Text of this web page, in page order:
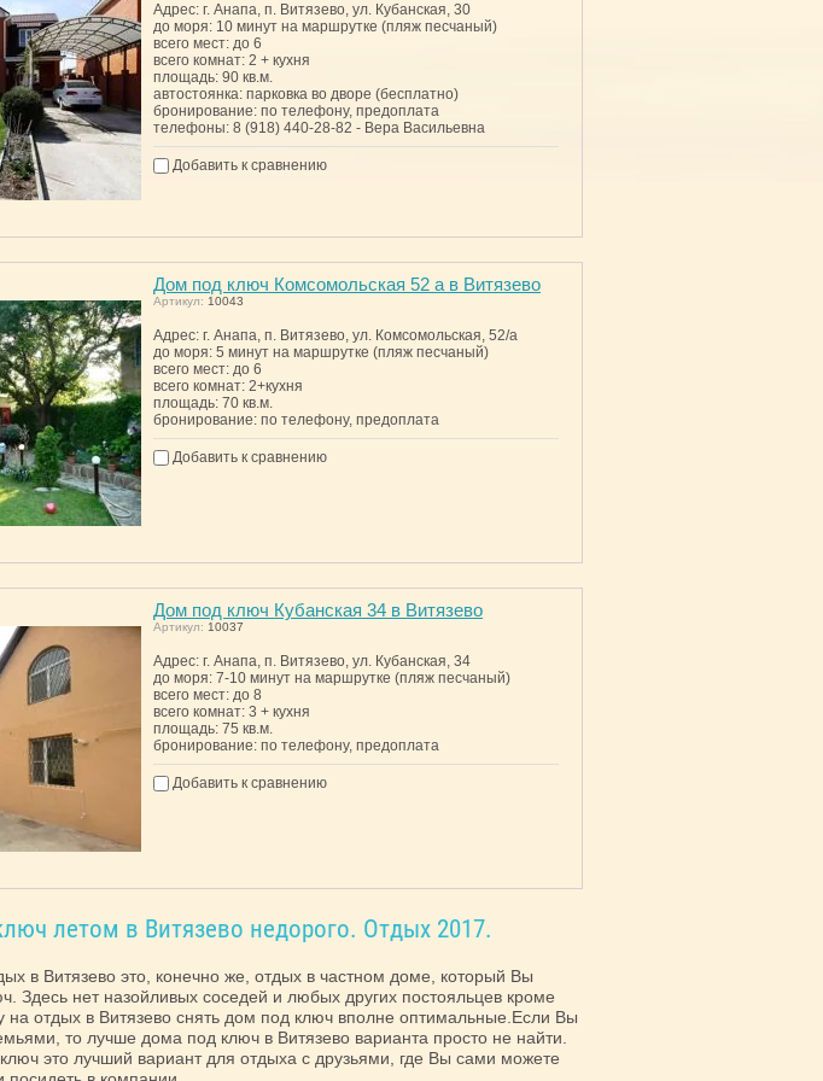
Адрес: г. Анапа, п. Витязево, ул. Кубанская, 30
до моря: 10 минут на маршрутке (пляж песчаный)
всего мест: до 6
всего комнат: 2 + кухня
площадь: 90 кв.м.
автостоянка: парковка во дворе (бесплатно)
бронирование: по телефону, предоплата
телефоны: 8 (918) 440-28-82 - Вера Васильевна
Добавить к сравнению
Дом под ключ Комсомольская 52 а в Витязево
Артикул: 10043
Адрес: г. Анапа, п. Витязево, ул. Комсомольская, 52/а
до моря: 5 минут на маршрутке (пляж песчаный)
всего мест: до 6
всего комнат: 2+кухня
площадь: 70 кв.м.
бронирование: по телефону, предоплата
Добавить к сравнению
Дом под ключ Кубанская 34 в Витязево
Артикул: 10037
Адрес: г. Анапа, п. Витязево, ул. Кубанская, 34
до моря: 7-10 минут на маршрутке (пляж песчаный)
всего мест: до 8
всего комнат: 3 + кухня
площадь: 75 кв.м.
бронирование: по телефону, предоплата
Добавить к сравнению
летом в Витязево недорого. Отдых 2017.
в Витязево это, конечно же, отдых в частном доме, который Вы
Здесь нет назойливых соседей и любых других постояльцев кроме
на отдых в Витязево снять дом под ключ вполне оптимальные.Если Вы
то лучше дома под ключ в Витязево варианта просто не найти.
это лучший вариант для отдыха с друзьями, где Вы сами можете